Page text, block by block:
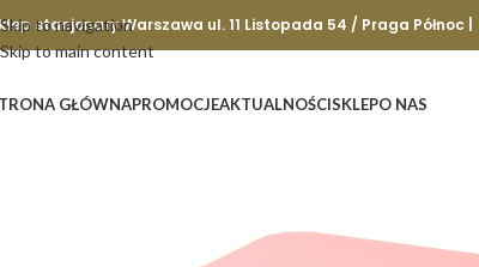
Skip to navigation
Skip to main content
stacjonary Warszawa ul. 11 Listopada 54 / Praga Północ
GŁÓWNAPROMOCJEAKTUALNOŚCISKLEPO NAS